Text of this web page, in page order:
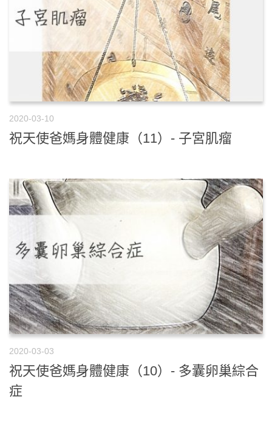
2020-03-10
祝天使爸媽身體健康（11）- 子宮肌瘤
2020-03-03
祝天使爸媽身體健康（10）- 多囊卵巢綜合
症